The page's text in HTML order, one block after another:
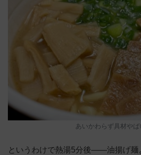
あいかわらず具材やば
というわけで熱湯5分後——油揚げ麺